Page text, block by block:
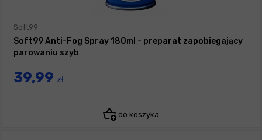
Soft99
Soft99 Anti-Fog Spray 180ml - preparat zapobiegający
parowaniu szyb
39,99 zł
do koszyka